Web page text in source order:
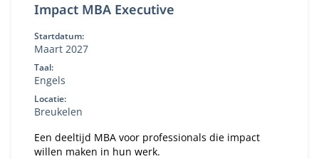
Impact MBA Executive
Startdatum:
Maart 2027
Taal:
Engels
Locatie:
Breukelen
Een deeltijd MBA voor professionals die impact
willen maken in hun werk.